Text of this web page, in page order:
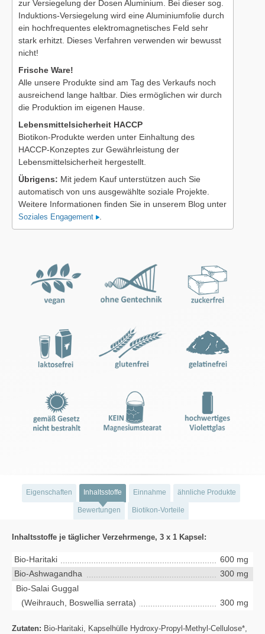
zur Versiegelung der Dosen Aluminium. Bei dieser sog.
Induktions-Versiegelung wird eine Aluminiumfolie durch
ein hochfrequentes elektromagnetisches Feld sehr
stark erhitzt. Dieses Verfahren verwenden wir bewusst
nicht!
Frische Ware!
Alle unsere Produkte sind am Tag des Verkaufs noch
ausreichend lange haltbar. Dies ermöglichen wir durch
die Produktion im eigenen Hause.
Lebensmittelsicherheit HACCP
Biotikon-Produkte werden unter Einhaltung des
HACCP-Konzeptes zur Gewährleistung der
Lebensmittelsicherheit hergestellt.
Übrigens: Mit jedem Kauf unterstützen auch Sie
automatisch von uns ausgewählte soziale Projekte.
Weitere Informationen finden Sie in unserem Blog unter
Soziales Engagement .
Eigenschaften Inhaltsstoffe Einnahme ähnliche Produkte
Bewertungen Biotikon-Vorteile
Inhaltsstoffe je täglicher Verzehrmenge, 3 x 1 Kapsel:
Bio-Haritaki
600 mg
Bio-Ashwagandha
300 mg
Bio-Salai Guggal
(Weihrauch, Boswellia serrata)
300 mg
Zutaten: Bio-Haritaki, Kapselhülle Hydroxy-Propyl-Methyl-Cellulose*,